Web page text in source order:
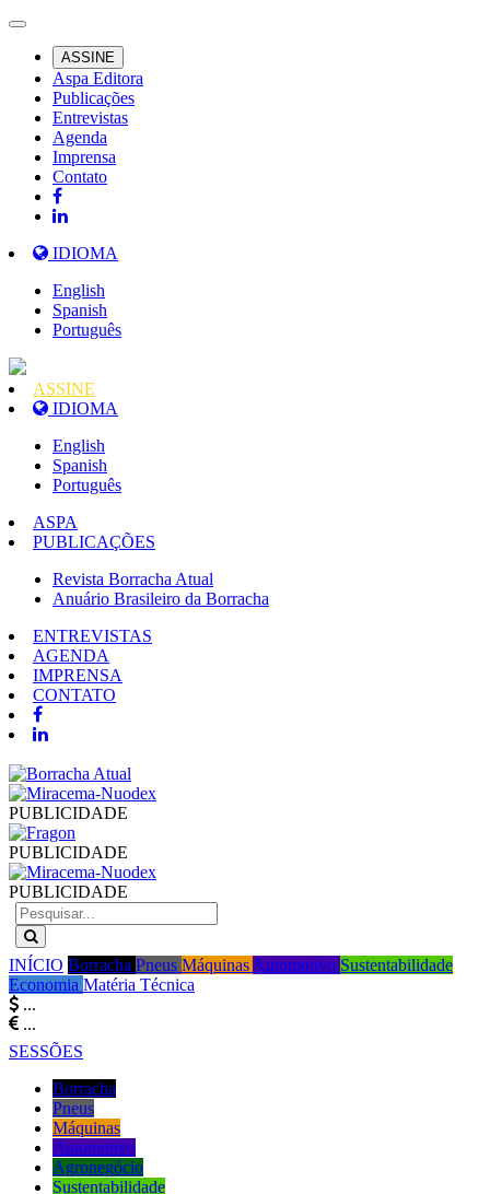
ASSINE
Aspa Editora
Publicações
Entrevistas
Agenda
Imprensa
Contato
IDIOMA
English
Spanish
Português
ASSINE
IDIOMA
English
Spanish
Português
ASPA
PUBLICAÇÕES
Revista Borracha Atual
Anuário Brasileiro da Borracha
ENTREVISTAS
AGENDA
IMPRENSA
CONTATO
PUBLICIDADE
PUBLICIDADE
PUBLICIDADE
INÍCIO Borracha Pneus Máquinas Automotivo Sustentabilidade
Economia Matéria Técnica
...
...
SESSÕES
Borracha
Pneus
Máquinas
Automotivo
Agronegócio
Sustentabilidade